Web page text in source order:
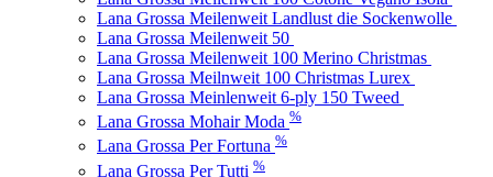
Lana Grossa Meilenweit Landlust die Sockenwolle
Lana Grossa Meilenweit 50
Lana Grossa Meilenweit 100 Merino Christmas
Lana Grossa Meilnweit 100 Christmas Lurex
Lana Grossa Meinlenweit 6-ply 150 Tweed
Lana Grossa Mohair Moda %
Lana Grossa Per Fortuna %
Lana Grossa Per Tutti %